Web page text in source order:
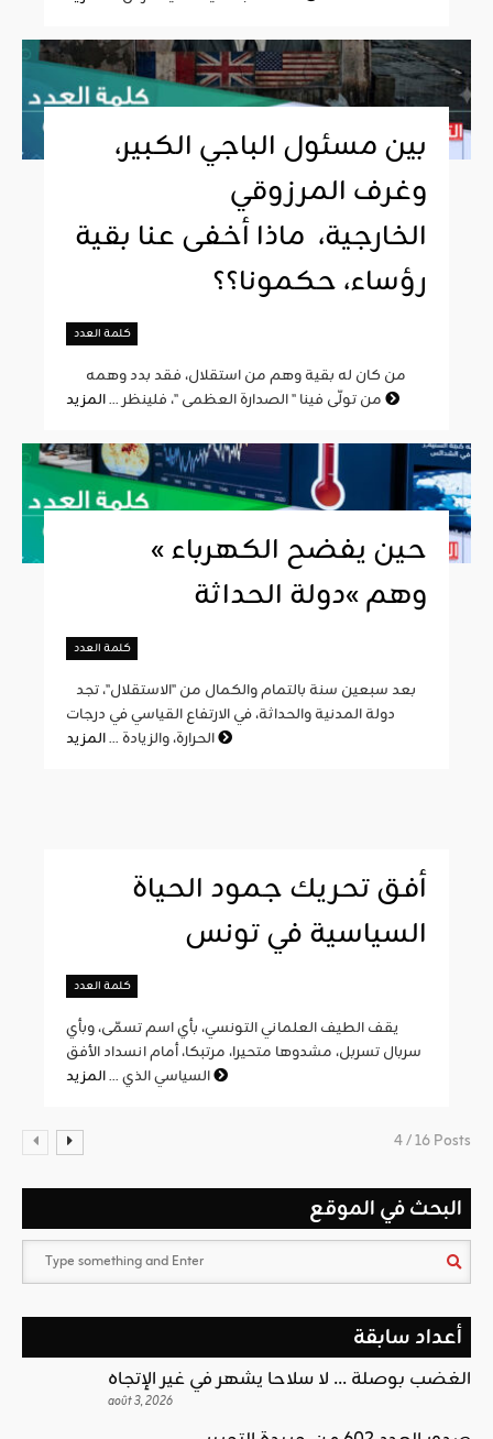
بين مسئول الباجي الكبير،
وغرف المرزوقي
الخارجية، ماذا أخفى عنا بقية
رؤساء، حكمونا؟؟
كلمة العدد
من تولّى فينا " الصدارة العظمى "، فلينظر ...
« حين يفضح الكهرباء
وهم »دولة الحداثة
كلمة العدد
دولة المدنية والحداثة، في الارتفاع القياسي في درجات
الحرارة، والزيادة ...
أفق تحريك جمود الحياة
السياسية في تونس
كلمة العدد
يقف الطيف العلماني التونسي، بأي اسم تسمّى، وبأي
سربال تسربل، مشدوها متحيرا، مرتبكا، أمام انسداد الأفق
السياسي الذي ...
4 / 16 Posts
البحث في الموقع
أعداد سابقة
الغضب بوصلة … لا سلاحا يشهر في غير الإتجاه
août 3, 2026